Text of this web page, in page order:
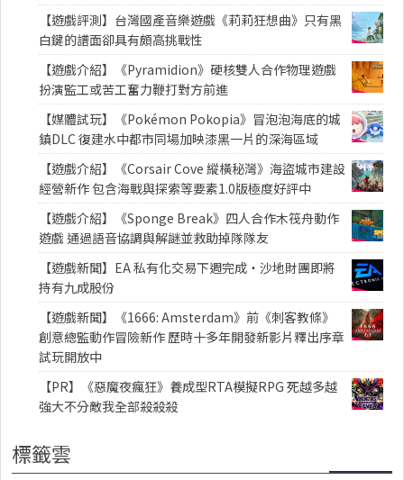
【遊戲評測】台灣國產音樂遊戲《莉莉狂想曲》只有黑
白鍵的譜面卻具有頗高挑戰性
【遊戲介紹】《Pyramidion》硬核雙人合作物理遊戲
扮演監工或苦工奮力鞭打對方前進
【媒體試玩】《Pokémon Pokopia》冒泡泡海底的城
鎮DLC 復建水中都市同場加映漆黑一片的深海區域
【遊戲介紹】《Corsair Cove 縱橫秘灣》海盜城市建設
經營新作 包含海戰與探索等要素1.0版極度好評中
【遊戲介紹】《Sponge Break》四人合作木筏舟動作
遊戲 通過語音協調與解謎並救助掉隊隊友
【遊戲新聞】EA 私有化交易下週完成・沙地財團即將
持有九成股份
【遊戲新聞】《1666: Amsterdam》前《刺客教條》
創意總監動作冒險新作 歷時十多年開發新影片釋出序章
試玩開放中
【PR】《惡魔夜瘋狂》養成型RTA模擬RPG 死越多越
強大不分敵我全部殺殺殺
標籤雲